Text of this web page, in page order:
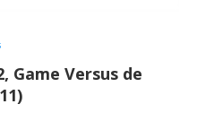
Game Versus de